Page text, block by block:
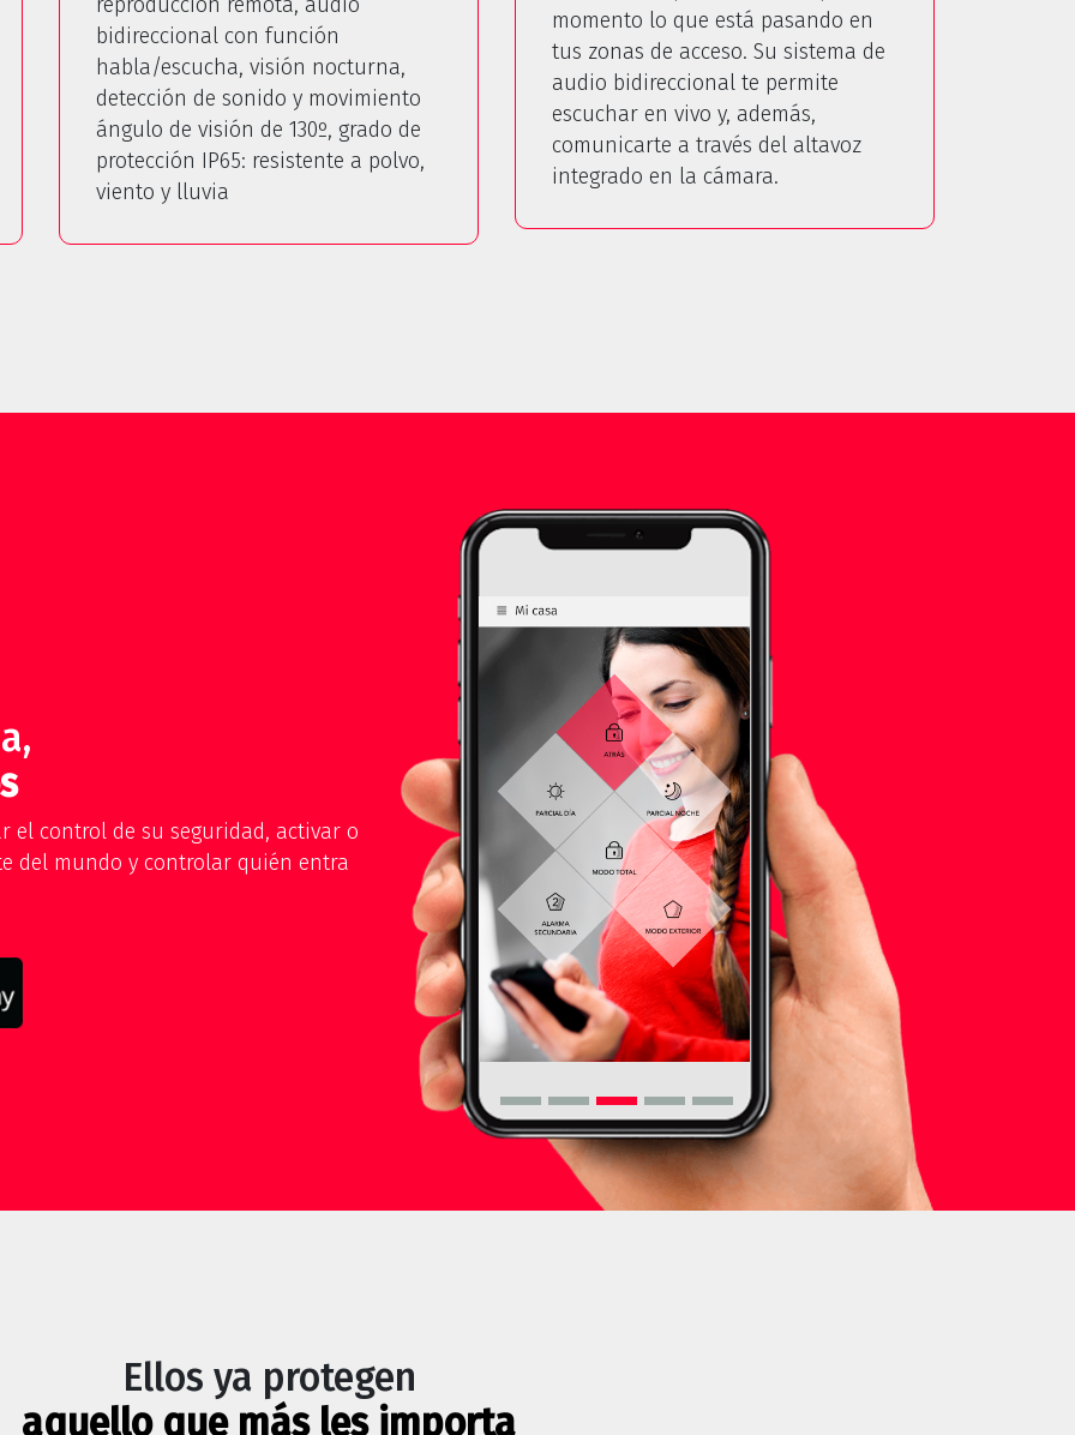
bidireccional con función
habla/escucha, visión nocturna,
detección de sonido y movimiento
ángulo de visión de 130º, grado de
protección IP65: resistente a polvo,
viento y lluvia
momento lo que está pasando en
tus zonas de acceso. Su sistema de
audio bidireccional te permite
escuchar en vivo y, además,
comunicarte a través del altavoz
integrado en la cámara.
el control de su seguridad, activar o
del mundo y controlar quién entra
Ellos ya protegen
aquello que más les importa